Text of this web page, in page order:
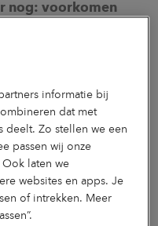
nog: voorkomen
bij een snelle terugkeer
weer aan het
tijdens het re-
voorwaarde. Wil je
inzetbaarheid en
je kan ondersteunen met
gezond en
informatie bij
dat met
deelt. Zo stellen we een
passen wij onze
laten we
websites en apps. Je
of intrekken. Meer